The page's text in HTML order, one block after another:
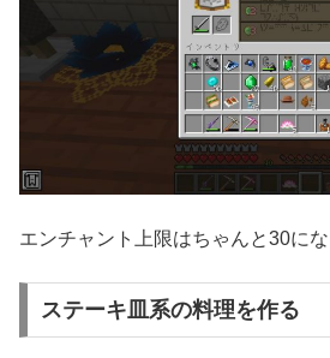
エンチャント上限はちゃんと30にな
ステーキ皿系の料理を作る